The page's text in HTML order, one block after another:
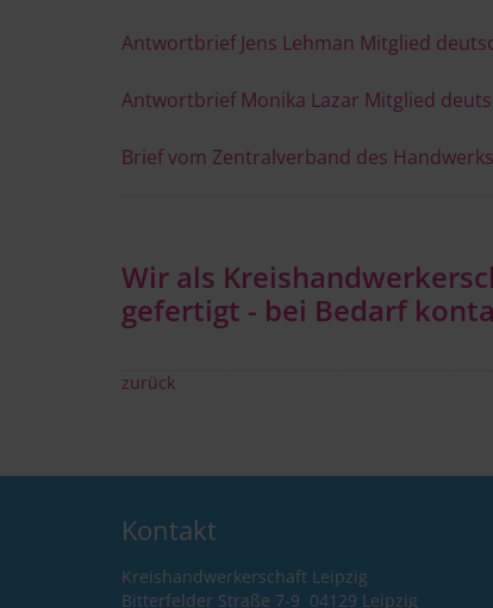
Antwortbrief Jens Lehman Mitglied
Antwortbrief Monika Lazar Mitglied
Brief vom Zentralverband des
Wir als
gefertigt - bei Bedarf
zurück
Kontakt
Kreishandwerkerschaft
Bitterfelder Straße 7-9 04129